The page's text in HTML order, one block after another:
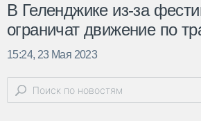
В Геленджике из-за
ограничат движение по
15:24, 23 Мая 2023